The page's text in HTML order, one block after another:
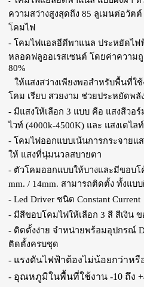
ความสว่างสูงสุดถึง 85 ลูเมนต่อวัต
โคมไฟ
- โคมไฟแอลอีดีพาแนล ประหยัดไฟ
หลอดฟลูออเรสเซนต์ โดยค่าความถู
80%
ให้แสงสว่างเพียงพอสำหรับพื้นที่ใ
โคม เรียบ สวยงาม ช่วยประหยัดพลั
- มีแสงให้เลือก 3 แบบ คือ แสงสีวอ
ไวท์ (4000k-4500K) และ แสงเดไล
- โคมไฟออกแบบเน้นการกระจายแ
ให้ แสงที่นุ่มนวลสบายตา
- ตัวโคมออกแบบให้บางและมีขอบโ
mm. / 14mm. สามารถติดตั้ง ทั้งแบ
- Led Driver ชนิด Constant Current
- มีสีขอบโคมไฟให้เลือก 3 สี สีเงิน
- ติดตั้งง่าย จำหน่ายพร้อมอุปกรณ์
ติดตั้งครบชุด
- แรงดันไฟฟ้าต้องไม่น้อยกว่าหรื
- อุณหภูมิในพื้นที่ใช้งาน -10 ถึง